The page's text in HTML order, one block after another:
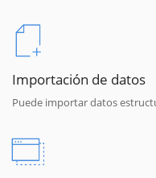
Importación de datos
Puede importar datos